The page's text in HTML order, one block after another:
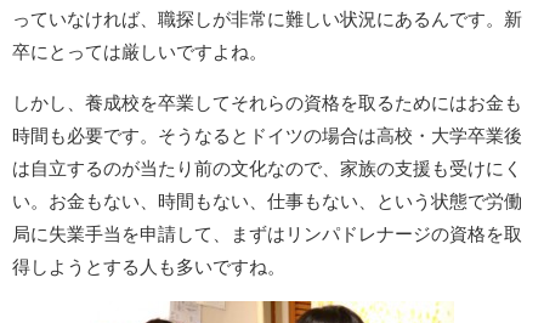
っていなければ、職探しが非常に難しい状況にあるんです。新
卒にとっては厳しいですよね。
しかし、養成校を卒業してそれらの資格を取るためにはお金も
時間も必要です。そうなるとドイツの場合は高校・大学卒業後
は自立するのが当たり前の文化なので、家族の支援も受けにく
い。お金もない、時間もない、仕事もない、という状態で労働
局に失業手当を申請して、まずはリンパドレナージの資格を取
得しようとする人も多いですね。